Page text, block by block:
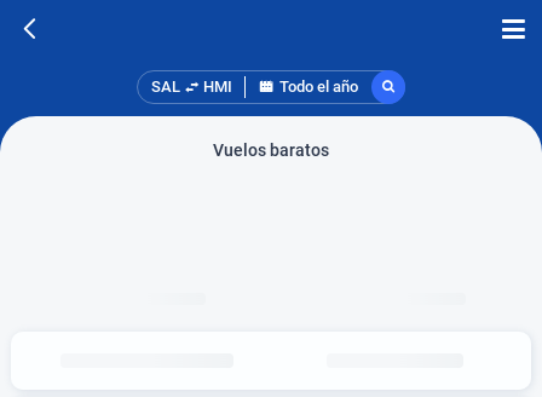
SAL HMI Todo el año
Vuelos baratos